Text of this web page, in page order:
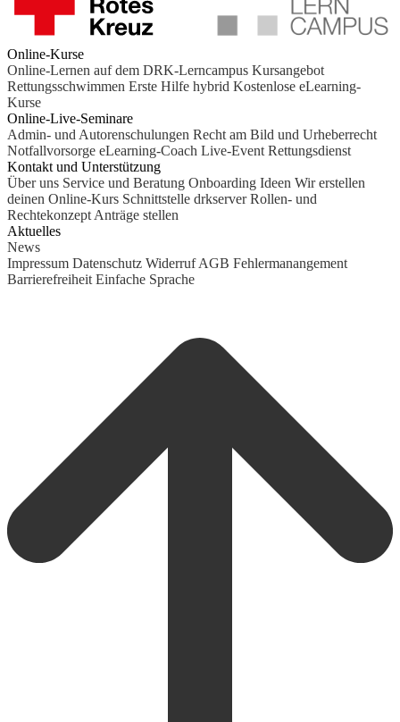
Online-Kurse
Online-Lernen auf dem DRK-Lerncampus Kursangebot
Rettungsschwimmen Erste Hilfe hybrid Kostenlose eLearning-
Kurse
Online-Live-Seminare
Admin- und Autorenschulungen Recht am Bild und Urheberrecht
Notfallvorsorge eLearning-Coach Live-Event Rettungsdienst
Kontakt und Unterstützung
Über uns Service und Beratung Onboarding Ideen Wir erstellen
deinen Online-Kurs Schnittstelle drkserver Rollen- und
Rechtekonzept Anträge stellen
Aktuelles
News
Impressum Datenschutz Widerruf AGB Fehlermanangement
Barrierefreiheit Einfache Sprache